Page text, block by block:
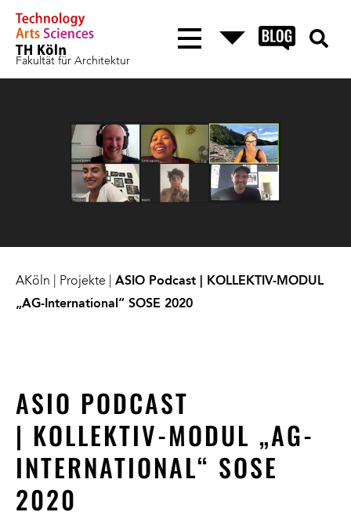
Fakultät für Architektur
AKöln Projekte
ASIO Podcast | KOLLEKTIV-MODUL
„AG-International“ SOSE 2020
ASIO PODCAST
| KOLLEKTIV-MODUL „AG-
INTERNATIONAL“ SOSE
2020